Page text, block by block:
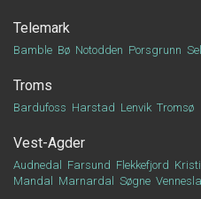
Telemark
Bamble Bø Notodden Porsgrunn
Troms
Bardufoss Harstad Lenvik Tromsø
Vest-Agder
Audnedal Farsund Flekkefjord
Mandal
Marnardal Søgne Vennesla